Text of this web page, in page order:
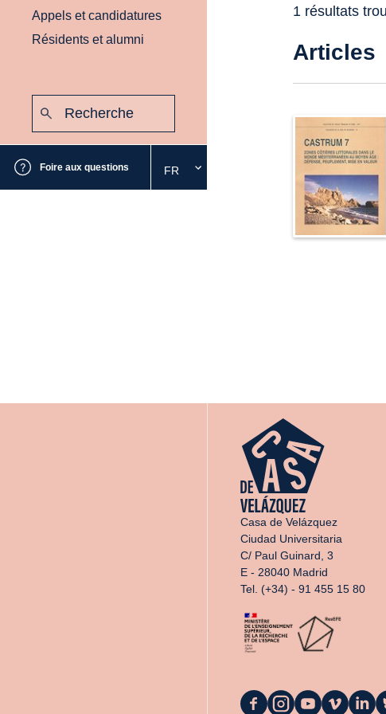
Appels et candidatures
Résidents et alumni
Foire aux questions
Sélectionnez
la
FR
1 résultats
Articles
Casa de Velázquez
Ciudad Universitaria
C/ Paul Guinard, 3
E - 28040 Madrid
Tel. (+34) - 91 455 15 80
La La La La La